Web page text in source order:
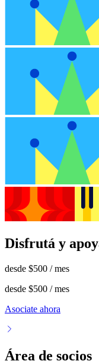
Disfrutá y
desde $500 / mes
desde $500 / mes
Asociate ahora
Área de socios